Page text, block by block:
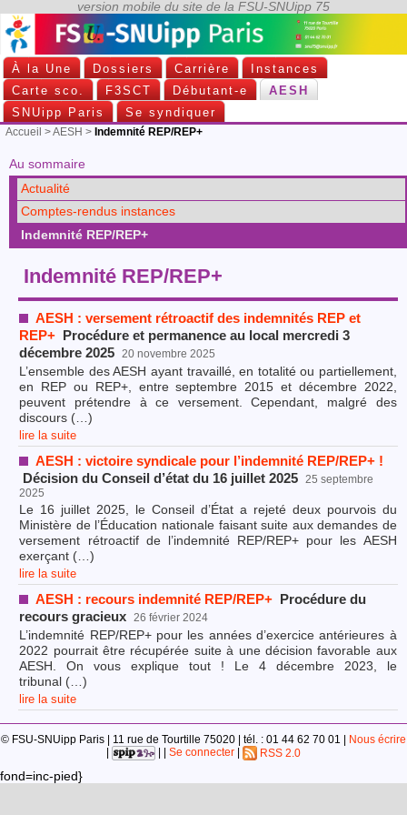
À la Une Dossiers Carrière
Instances
Carte sco.
F3SCT Débutant-e
AESH
SNUipp Paris
Se syndiquer
Accueil >AESH > Indemnité REP/REP+
Au sommaire
Actualité
Comptes-rendus instances
Indemnité REP/REP+
Indemnité REP/REP+
AESH : versement rétroactif des indemnités REP et
REP+ Procédure et permanence au local mercredi 3
décembre 2025 20 novembre 2025
L’ensemble des AESH ayant travaillé, en totalité ou partiellement,
en REP ou REP+, entre septembre 2015 et décembre 2022,
peuvent prétendre à ce versement. Cependant, malgré des
discours (…)
lire la suite
AESH : victoire syndicale pour l’indemnité REP/REP+ !
Décision du Conseil d’état du 16 juillet 2025 25 septembre
2025
Le 16 juillet 2025, le Conseil d’État a rejeté deux pourvois du
Ministère de l’Éducation nationale faisant suite aux demandes de
versement rétroactif de l’indemnité REP/REP+ pour les AESH
exerçant (…)
lire la suite
AESH : recours indemnité REP/REP+ Procédure du
recours gracieux 26 février 2024
L’indemnité REP/REP+ pour les années d’exercice antérieures à
2022 pourrait être récupérée suite à une décision favorable aux
AESH. On vous explique tout ! Le 4 décembre 2023, le
tribunal (…)
lire la suite
© FSU-SNUipp Paris | 11 rue de Tourtille 75020 | tél. : 01 44 62 70 01 |
Nous écrire
Se connecter RSS 2.0
fond=inc-pied}